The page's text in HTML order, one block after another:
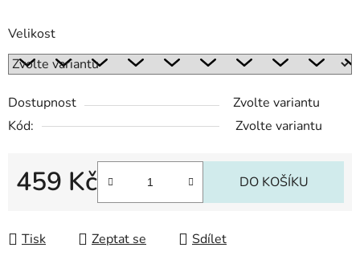
Velikost
Dostupnost
Zvolte variantu
Kód:
Zvolte variantu
459 Kč DO KOŠÍKU
Tisk Zeptat se Sdílet